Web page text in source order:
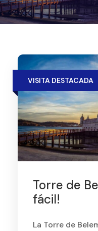
VISITA DESTACADA
Torre de
fácil!
La Torre de